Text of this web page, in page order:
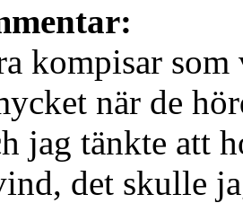
kompisar
när de
jag tänkte att
det skulle